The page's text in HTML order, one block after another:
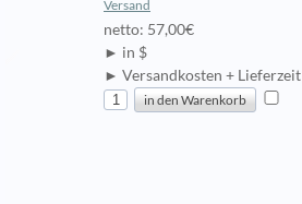
Versand
netto: 57,00€
► in $
► Versandkosten + Lieferzeit